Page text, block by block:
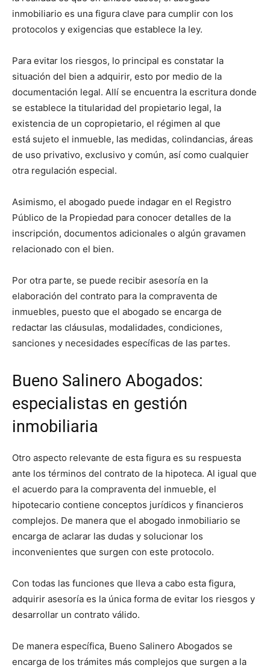
inmobiliario es una figura clave para cumplir con los
protocolos y exigencias que establece la ley.
Para evitar los riesgos, lo principal es constatar la
situación del bien a adquirir, esto por medio de la
documentación legal. Allí se encuentra la escritura donde
se establece la titularidad del propietario legal, la
existencia de un copropietario, el régimen al que
está sujeto el inmueble, las medidas, colindancias, áreas
de uso privativo, exclusivo y común, así como cualquier
otra regulación especial.
Asimismo, el abogado puede indagar en el Registro
Público de la Propiedad para conocer detalles de la
inscripción, documentos adicionales o algún gravamen
relacionado con el bien.
Por otra parte, se puede recibir asesoría en la
elaboración del contrato para la compraventa de
inmuebles, puesto que el abogado se encarga de
redactar las cláusulas, modalidades, condiciones,
sanciones y necesidades específicas de las partes.
Bueno Salinero Abogados:
especialistas en gestión
inmobiliaria
Otro aspecto relevante de esta figura es su respuesta
ante los términos del contrato de la hipoteca. Al igual que
el acuerdo para la compraventa del inmueble, el
hipotecario contiene conceptos jurídicos y financieros
complejos. De manera que el abogado inmobiliario se
encarga de aclarar las dudas y solucionar los
inconvenientes que surgen con este protocolo.
Con todas las funciones que lleva a cabo esta figura,
adquirir asesoría es la única forma de evitar los riesgos y
desarrollar un contrato válido.
De manera específica, Bueno Salinero Abogados se
encarga de los trámites más complejos que surgen a la